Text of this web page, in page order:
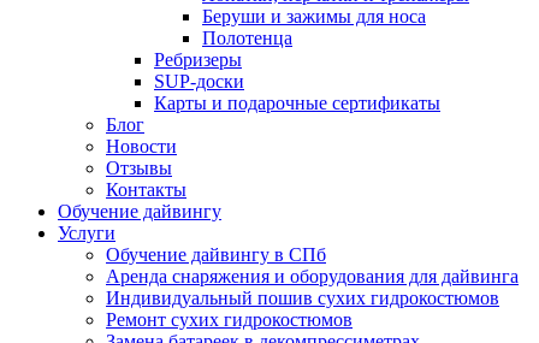
Беруши и зажимы для носа
Полотенца
Ребризеры
SUP-доски
Карты и подарочные сертификаты
Блог
Новости
Отзывы
Контакты
Обучение дайвингу
Услуги
Обучение дайвингу в СПб
Аренда снаряжения и оборудования для дайвинга
Индивидуальный пошив сухих гидрокостюмов
Ремонт сухих гидрокостюмов